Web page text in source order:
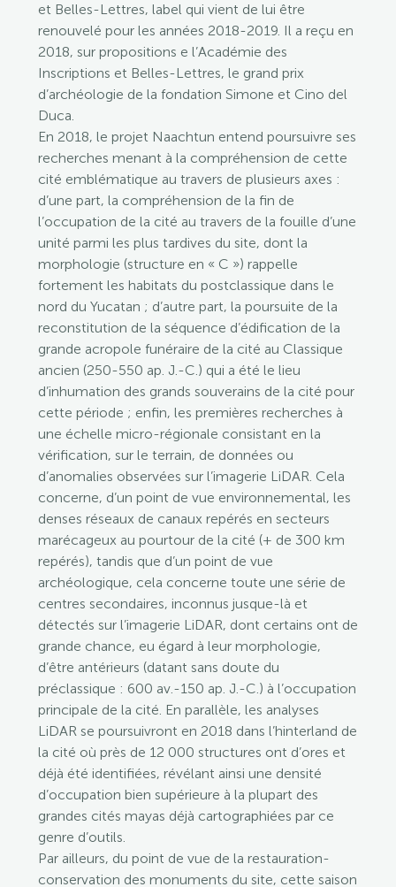
et Belles-Lettres, label qui vient de lui être
renouvelé pour les années 2018-2019. Il a reçu en
2018, sur propositions e l’Académie des
Inscriptions et Belles-Lettres, le grand prix
d’archéologie de la fondation Simone et Cino del
Duca.
En 2018, le projet Naachtun entend poursuivre ses
recherches menant à la compréhension de cette
cité emblématique au travers de plusieurs axes :
d’une part, la compréhension de la fin de
l’occupation de la cité au travers de la fouille d’une
unité parmi les plus tardives du site, dont la
morphologie (structure en « C ») rappelle
fortement les habitats du postclassique dans le
nord du Yucatan ; d’autre part, la poursuite de la
reconstitution de la séquence d’édification de la
grande acropole funéraire de la cité au Classique
ancien (250-550 ap. J.-C.) qui a été le lieu
d’inhumation des grands souverains de la cité pour
cette période ; enfin, les premières recherches à
une échelle micro-régionale consistant en la
vérification, sur le terrain, de données ou
d’anomalies observées sur l’imagerie LiDAR. Cela
concerne, d’un point de vue environnemental, les
denses réseaux de canaux repérés en secteurs
marécageux au pourtour de la cité (+ de 300 km
repérés), tandis que d’un point de vue
archéologique, cela concerne toute une série de
centres secondaires, inconnus jusque-là et
détectés sur l’imagerie LiDAR, dont certains ont de
grande chance, eu égard à leur morphologie,
d’être antérieurs (datant sans doute du
préclassique : 600 av.-150 ap. J.-C.) à l’occupation
principale de la cité. En parallèle, les analyses
LiDAR se poursuivront en 2018 dans l’hinterland de
la cité où près de 12 000 structures ont d’ores et
déjà été identifiées, révélant ainsi une densité
d’occupation bien supérieure à la plupart des
grandes cités mayas déjà cartographiées par ce
genre d’outils.
Par ailleurs, du point de vue de la restauration-
conservation des monuments du site, cette saison